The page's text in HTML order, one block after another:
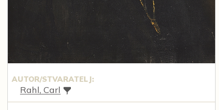
AUTOR/STVARATELJ:
Rahl, Carl